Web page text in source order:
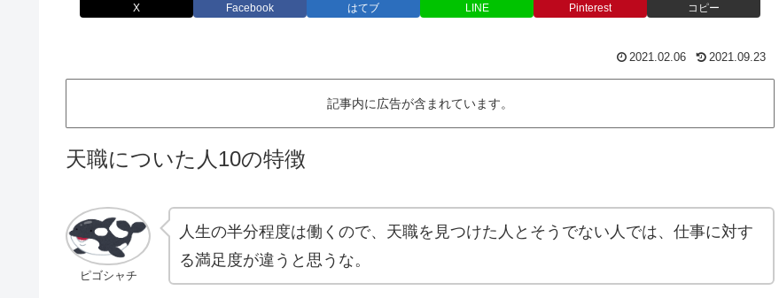
X Facebook はてブ LINE Pinterest コピー
2021.02.06 2021.09.23
記事内に広告が含まれています。
天職についた人10の特徴
ピゴシャチ
人生の半分程度は働くので、天職を見つけた人とそうでない人では、仕事に対す
る満足度が違うと思うな。